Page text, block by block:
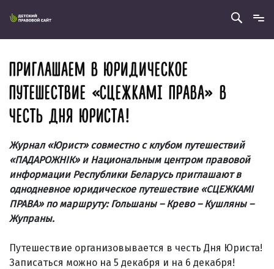
ПРИГЛАШАЕМ В ЮРИДИЧЕСКОЕ
ПУТЕШЕСТВИЕ «СЦЕЖКАМI ПРАВА» В
ЧЕСТЬ ДНЯ ЮРИСТА!
Журнал «Юрист» совместно с клубом путешествий
«ПАДАРОЖНIК» и Национальным центром правовой
информации Республики Беларусь приглашают в
однодневное юридическое путешествие «СЦЕЖКАМI
ПРАВА» по маршруту: Гольшаны – Крево – Кушляны –
Жупраны.
Путешествие организовывается в честь Дня Юриста!
Записаться можно на 5 декабря и на 6 декабря!